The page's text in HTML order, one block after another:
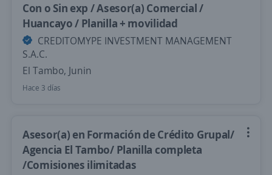
Con o Sin exp / Asesor(a) Comercial /
Huancayo / Planilla + movilidad
CREDITOMYPE INVESTMENT MANAGEMENT
S.A.C.
El Tambo, Junin
Hace 3 días
Asesor(a) en Formación de Crédito Grupal/
Agencia El Tambo/ Planilla completa
/Comisiones ilimitadas